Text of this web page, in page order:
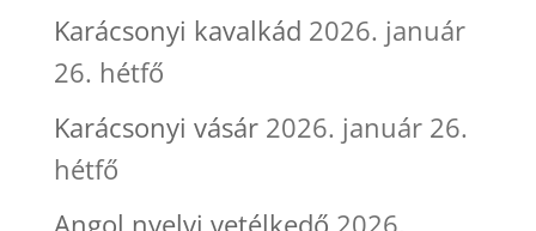
Karácsonyi kavalkád 2026. január
26. hétfő
Karácsonyi vásár 2026. január 26.
hétfő
Angol nyelvi vetélkedő 2026.